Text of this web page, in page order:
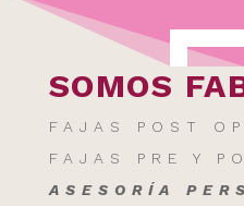
SOMOS
FAJAS POST
FAJAS PRE Y
ASESORÍA